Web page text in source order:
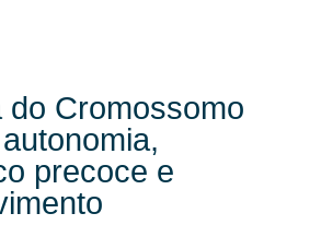
do Cromossomo
precoce e